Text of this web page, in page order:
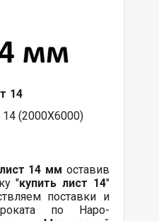
14
(2000Х6000)
лист 14 ммоставив
"купить лист 14"
поставки и
по Наро-